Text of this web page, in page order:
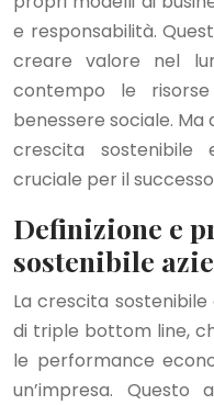
e responsabilità.
creare valore nel
contempo le
benessere sociale. Ma
crescita
cruciale per il
Definizione e
sostenibile
La crescita
di triple bottom line,
le performance
un’impresa. Questo